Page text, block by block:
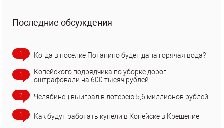
Последние обсуждения
1 Когда в поселке Потанино будет дана горячая вода?
1
Копейского подрядчика по уборке дорог
оштрафовали на 600 тысяч рублей
2 Челябинец выиграл в лотерею 5,6 миллионов рублей
1 Как будут работать купели в Копейске в Крещение